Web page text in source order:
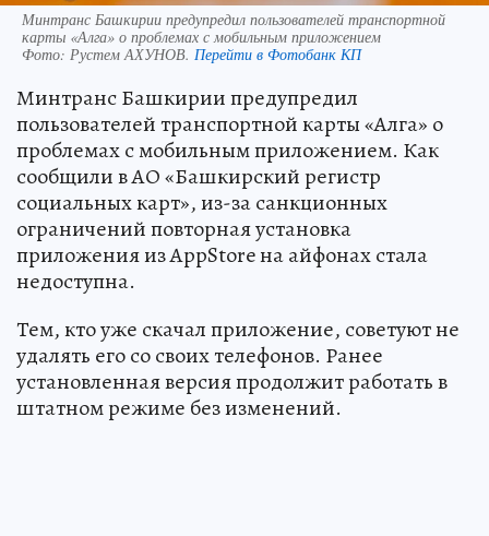
Минтранс Башкирии предупредил пользователей транспортной
карты «Алга» о проблемах с мобильным приложением
Фото: Рустем АХУНОВ. Перейти в Фотобанк КП
Минтранс Башкирии предупредил
пользователей транспортной карты «Алга» о
проблемах с мобильным приложением. Как
сообщили в АО «Башкирский регистр
социальных карт», из-за санкционных
ограничений повторная установка
приложения из AppStore на айфонах стала
недоступна.
Тем, кто уже скачал приложение, советуют не
удалять его со своих телефонов. Ранее
установленная версия продолжит работать в
штатном режиме без изменений.